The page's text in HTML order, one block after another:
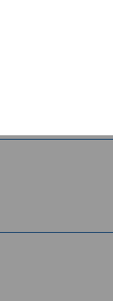
de dVO
voor